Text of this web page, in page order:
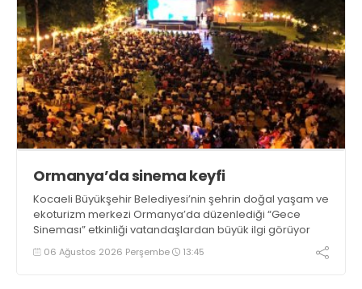
Ormanya’da sinema keyfi
Kocaeli Büyükşehir Belediyesi’nin şehrin doğal yaşam ve
ekoturizm merkezi Ormanya’da düzenlediği “Gece
Sineması” etkinliği vatandaşlardan büyük ilgi görüyor
06 Ağustos 2026 Perşembe 13:45